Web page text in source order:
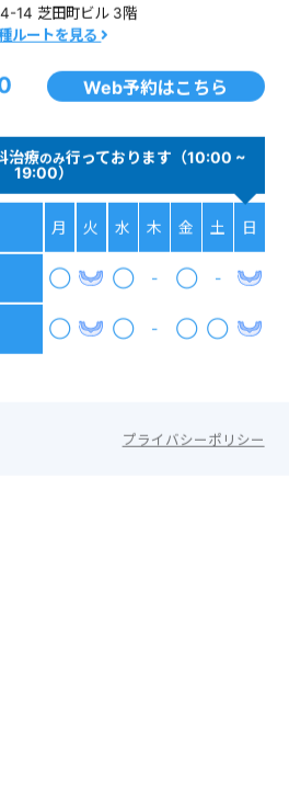
14 芝田町ビル 3階
ルートを見る
Web予約はこちら
治療のみ行っております（10:00 ~
19:00）
月 火 水 木 金 土 日
◯ ◯ - ◯ -
◯ ◯ - ◯ ◯
プライバシーポリシー